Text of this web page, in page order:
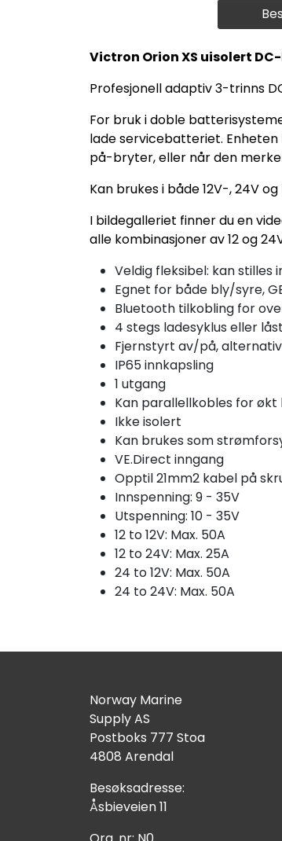
Victron Orion XS uisolert
Profesjonell adaptiv 3-trinns
For bruk i doble
lade servicebatteriet.
på-bryter, eller når den
Kan brukes i både 12V-, 24V
I bildegalleriet finner du en
alle kombinasjoner av 12 og
Veldig fleksibel: kan stilles
Egnet for både bly/syre,
Bluetooth tilkobling for
4 stegs ladesyklus eller
Fjernstyrt av/på,
IP65 innkapsling
1 utgang
Kan parallellkobles for
Ikke isolert
Kan brukes som
VE.Direct inngang
Opptil 21mm2 kabel på
Innspenning: 9 - 35V
Utspenning: 10 - 35V
12 to 12V: Max. 50A
12 to 24V: Max. 25A
24 to 12V: Max. 50A
24 to 24V: Max. 50A
Norway Marine
Supply AS
Postboks 777 Stoa
4808 Arendal
Besøksadresse:
Åsbieveien 11